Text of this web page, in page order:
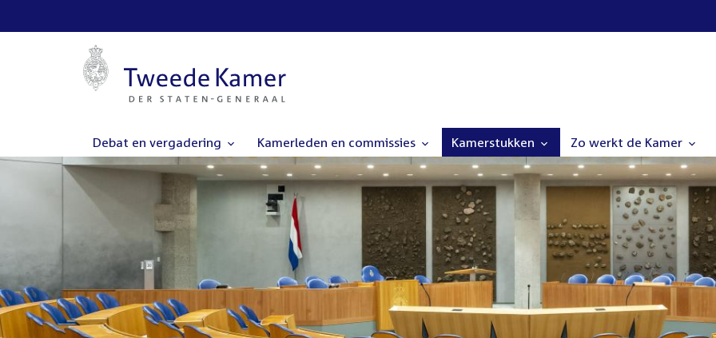
Debat en vergadering Kamerleden en commissies Kamerstukken Zo werkt de Kamer